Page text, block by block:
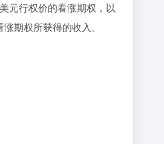
元行权价的看涨期权，以
期权所获得的收入。